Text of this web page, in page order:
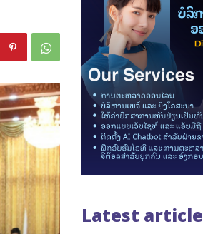
Latest article